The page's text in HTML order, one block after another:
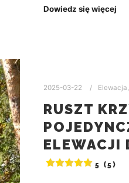
Dowiedz się więcej
2025-03-22 Elewacja,
RUSZT
ELEWACJI
5 (5)